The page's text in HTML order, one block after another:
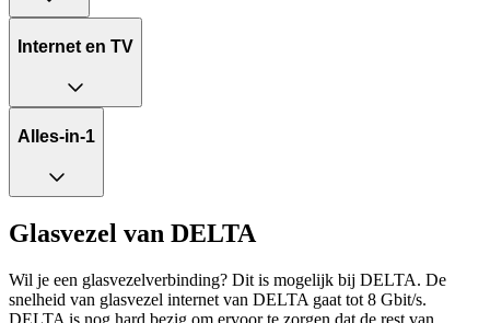
Internet en TV
Alles-in-1
Glasvezel van DELTA
Wil je een glasvezelverbinding? Dit is mogelijk bij DELTA. De
snelheid van glasvezel internet van DELTA gaat tot 8 Gbit/s.
DELTA is nog hard bezig om ervoor te zorgen dat de rest van